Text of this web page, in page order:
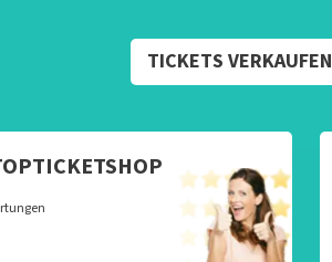
TICKETS VERKAUFEN